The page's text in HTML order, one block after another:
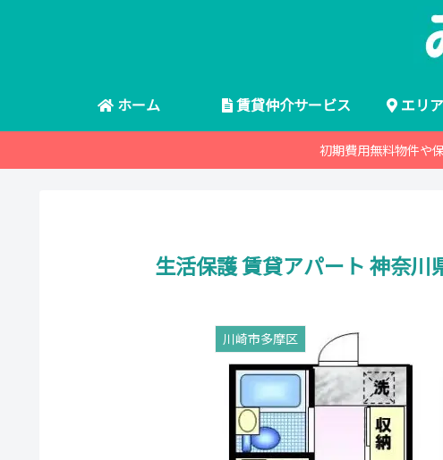
ホーム 賃貸仲介サービス エリ
初期費用無料物件や
生活保護 賃貸アパート 神奈
川崎市多摩区